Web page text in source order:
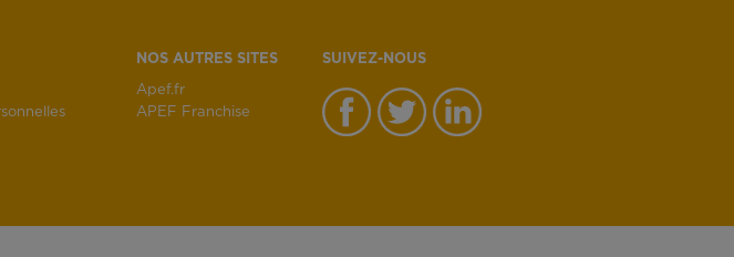
NOS AUTRES SITES
Apef.fr
APEF Franchise
SUIVEZ-NOUS